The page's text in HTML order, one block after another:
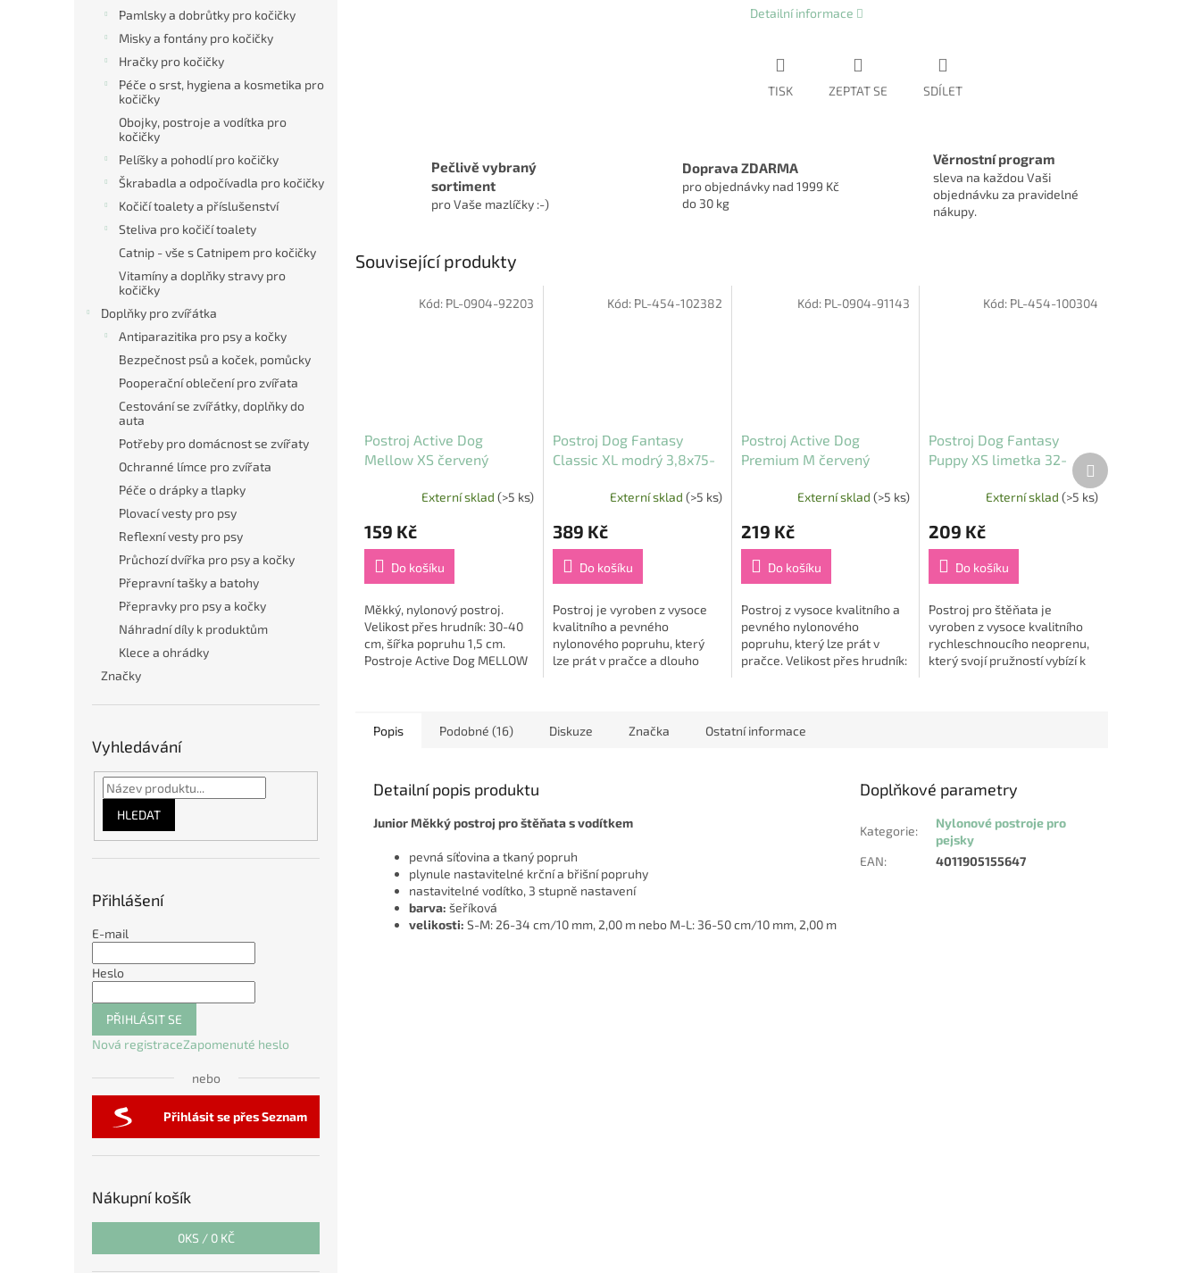
Pamlsky a dobrůtky pro kočičky
Misky a fontány pro kočičky
Hračky pro kočičky
Péče o srst, hygiena a kosmetika pro
kočičky
Obojky, postroje a vodítka pro
kočičky
Pelíšky a pohodlí pro kočičky
Škrabadla a odpočívadla pro kočičky
Kočičí toalety a příslušenství
Steliva pro kočičí toalety
Catnip - vše s Catnipem pro kočičky
Vitamíny a doplňky stravy pro
kočičky
Doplňky pro zvířátka
Antiparazitika pro psy a kočky
Bezpečnost psů a koček, pomůcky
Pooperační oblečení pro zvířata
Cestování se zvířátky, doplňky do
auta
Potřeby pro domácnost se zvířaty
Ochranné límce pro zvířata
Péče o drápky a tlapky
Plovací vesty pro psy
Reflexní vesty pro psy
Průchozí dvířka pro psy a kočky
Přepravní tašky a batohy
Přepravky pro psy a kočky
Náhradní díly k produktům
Klece a ohrádky
Značky
Vyhledávání
HLEDAT
Přihlášení
E-mail
Heslo
PŘIHLÁSIT SE
Nová registraceZapomenuté heslo
nebo
Přihlásit se přes Seznam
Nákupní košík
0KS / 0 KČ
Detailní informace
TISK ZEPTAT SE SDÍLET
Pečlivě vybraný
sortiment
pro Vaše mazlíčky :-)
Doprava ZDARMA
pro objednávky nad 1999 Kč
do 30 kg
Věrnostní program
sleva na každou Vaši
objednávku za pravidelné
nákupy.
Související produkty
Postroj Active Dog
Mellow XS červený
Externí sklad (>5 ks)
159 Kč
Do košíku
Měkký, nylonový postroj.
Velikost přes hrudník: 30-40
cm, šířka popruhu 1,5 cm.
Postroje Active Dog MELLOW
Kód: PL-0904-92203
Postroj Dog Fantasy
Classic XL modrý 3,8x75-
Externí sklad (>5 ks)
389 Kč
Do košíku
Postroj je vyroben z vysoce
kvalitního a pevného
nylonového popruhu, který
lze prát v pračce a dlouho
Kód: PL-454-102382
Postroj Active Dog
Premium M červený
Externí sklad(>5 ks)
219 Kč
Do košíku
Postroj z vysoce kvalitního a
pevného nylonového
popruhu, který lze prát v
pračce. Velikost přes hrudník:
Kód: PL-0904-91143
Postroj Dog Fantasy
Puppy XS limetka 32-
Externí sklad (>5 ks)
209 Kč
Do košíku
Postroj pro štěňata je
vyroben z vysoce kvalitního
rychleschnoucího neoprenu,
který svojí pružností vybízí k
Kód: PL-454-100304
Další
produkt
Popis Podobné (16) Diskuze Značka Ostatní informace
Detailní popis produktu
JuniorMěkkýpostroj proštěňatasvodítkem
pevná síťovina a tkaný popruh
plynule nastavitelné krční a břišní popruhy
nastavitelné vodítko, 3 stupně nastavení
barva: šeříková
velikosti: S-M: 26-34 cm/10 mm, 2,00 m nebo M-L: 36-50 cm/10 mm, 2,00 m
Doplňkové parametry
Kategorie:
Nylonové postroje pro
pejsky
EAN: 4011905155647